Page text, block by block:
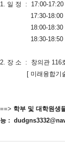
1. 일 정 : 17:00-
17:30-18:00
18:00-18:30
18:30-18:50
2. 장 소 : 창의관 116
[ 미래융합기술관
==> 학부 및 대학원생
능 :